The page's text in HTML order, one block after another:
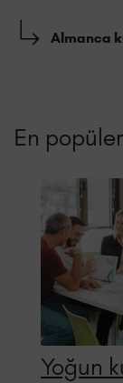
Almanca
En
Yoğun